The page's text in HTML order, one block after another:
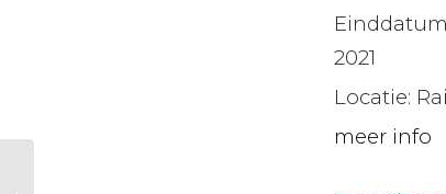
2021
Locatie:
meer info